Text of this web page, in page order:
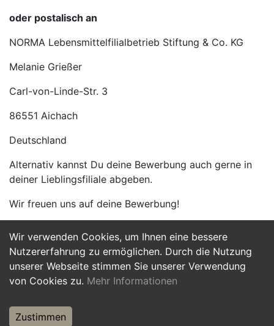
Wir verwenden Cookies, um Ihnen eine bessere
Nutzererfahrung zu ermöglichen. Durch die Nutzung
unserer Webseite stimmen Sie unserer Verwendung
von Cookies zu. Mehr Informationen
Zustimmen
oder postalisch an
NORMA Lebensmittelfilialbetrieb Stiftung & Co. KG
Melanie Grießer
Carl-von-Linde-Str. 3
86551 Aichach
Deutschland
Alternativ kannst Du deine Bewerbung auch gerne in
deiner Lieblingsfiliale abgeben.
Wir freuen uns auf deine Bewerbung!
Jetzt Bewerben